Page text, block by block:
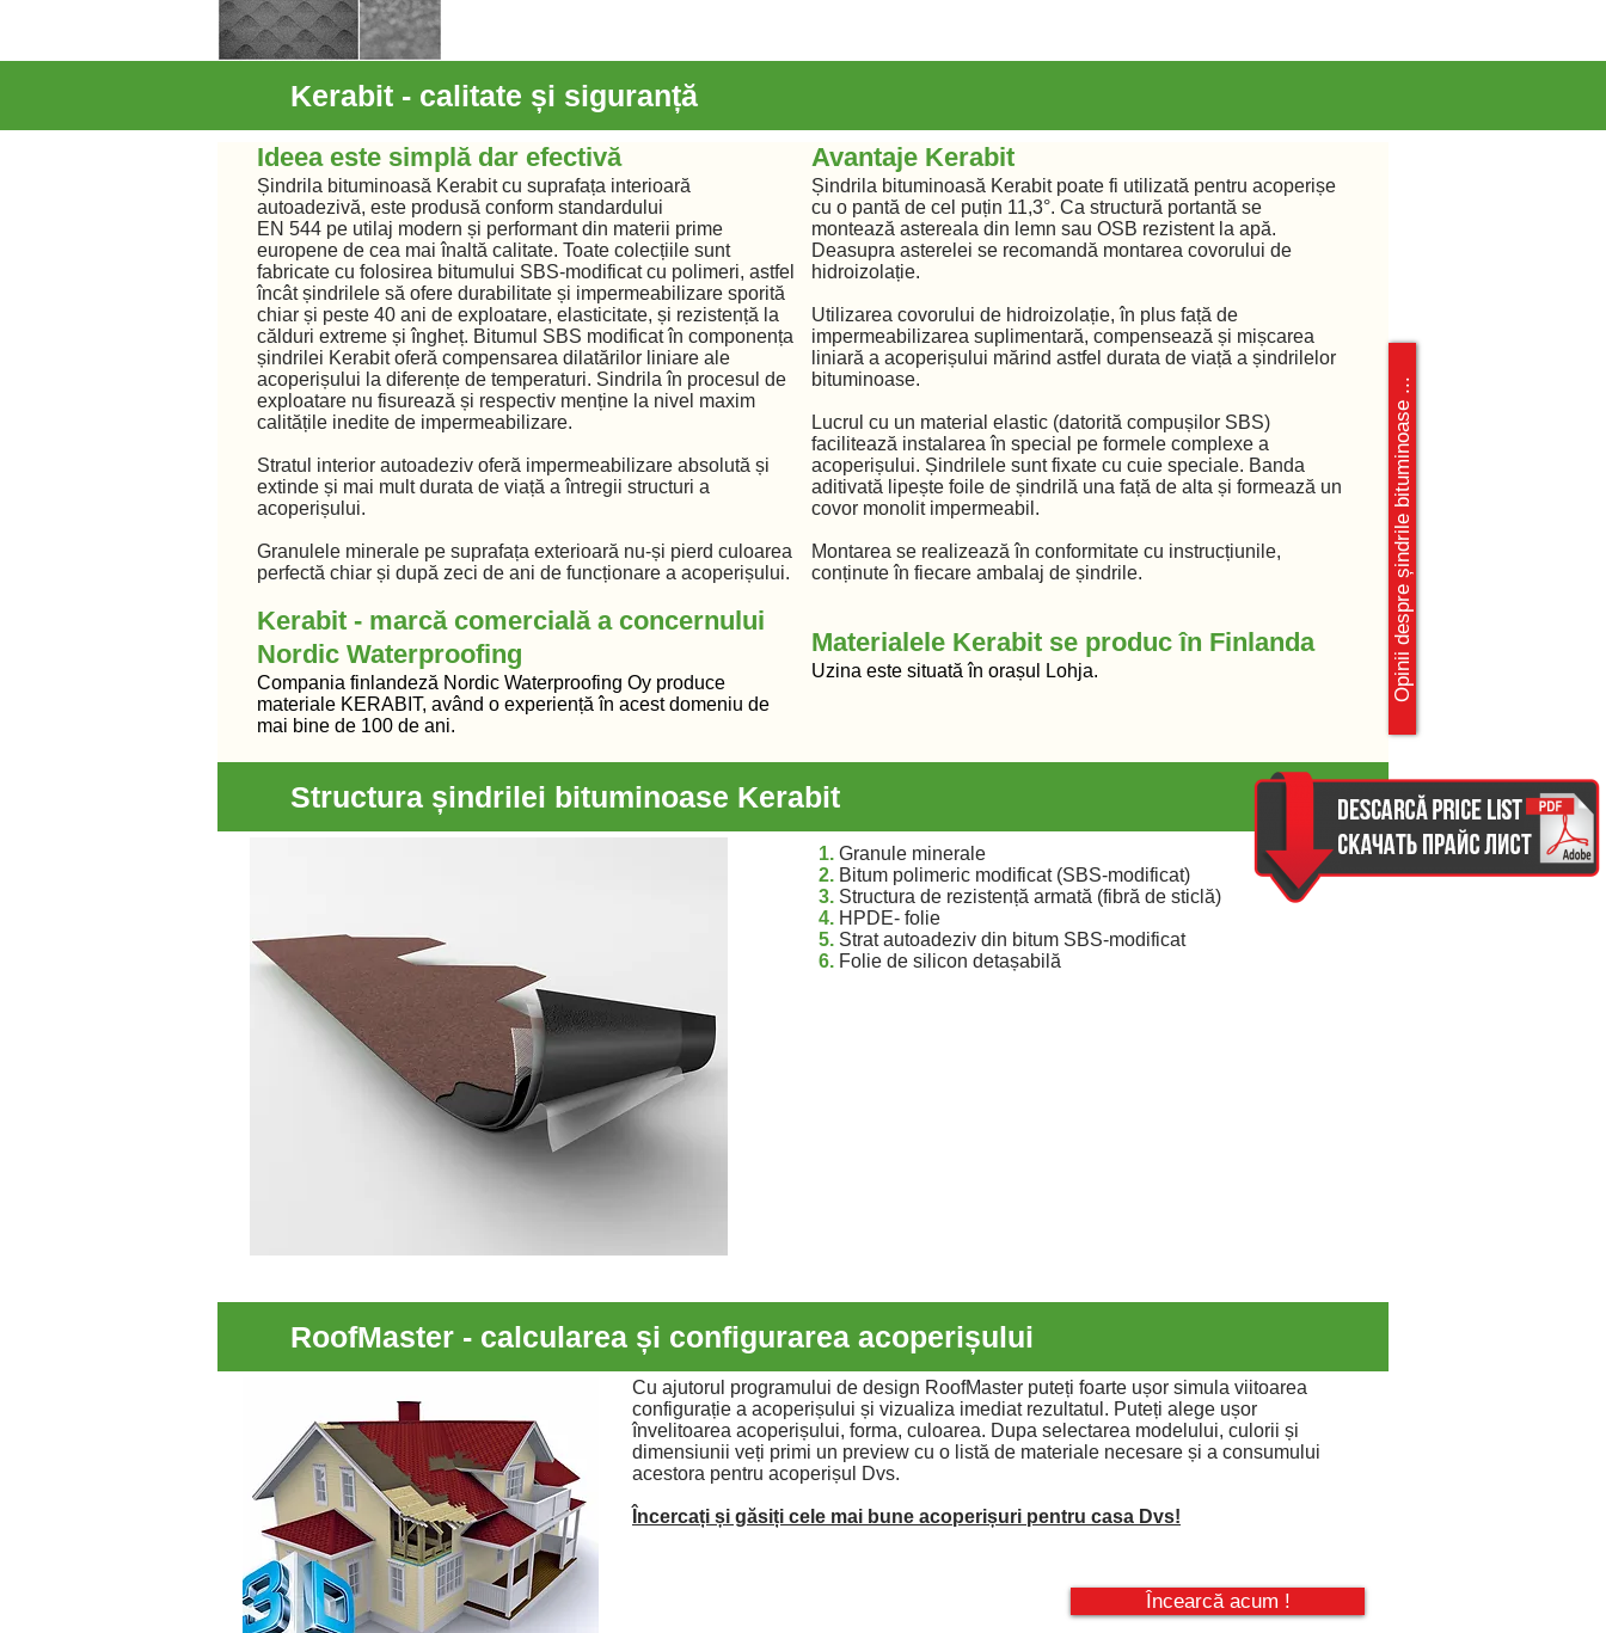
Kerabit - calitate și siguranță
Ideea este simplă dar efectivă
Șindrila bituminoasă Kerabit cu suprafața interioară
autoadezivă, este produsă conform standardului
EN 544 pe utilaj modern și performant din materii prime
europene de cea mai înaltă calitate. Toate colecțiile sunt
fabricate cu folosirea bitumului SBS-modificat cu polimeri, astfel
încât șindrilele să ofere durabilitate și impermeabilizare sporită
chiar și peste 40 ani de exploatare, elasticitate, și rezistență la
călduri extreme și îngheț. Bitumul SBS modificat în componența
șindrilei Kerabit oferă compensarea dilatărilor liniare ale
acoperișului la diferențe de temperaturi. Sindrila în procesul de
exploatare nu fisurează și respectiv menține la nivel maxim
calitățile inedite de impermeabilizare.
Stratul interior autoadeziv oferă impermeabilizare absolută și
extinde și mai mult durata de viață a întregii structuri a
acoperișului.
Granulele minerale pe suprafața exterioară nu-și pierd culoarea
perfectă chiar și după zeci de ani de funcționare a acoperișului.
Kerabit - marcă comercială a concernului
Nordic Waterproofing
Compania finlandeză Nordic Waterproofing Oy produce
materiale KERABIT, având o experiență în acest domeniu de
mai bine de 100 de ani.
Avantaje Kerabit
Șindrila bituminoasă Kerabit poate fi utilizată pentru acoperișe
cu o pantă de cel puțin 11,3°. Ca structură portantă se
montează astereala din lemn sau OSB rezistent la apă.
Deasupra asterelei se recomandă montarea covorului de
hidroizolație.
Utilizarea covorului de hidroizolație, în plus față de
impermeabilizarea suplimentară, compensează și mișcarea
liniară a acoperișului mărind astfel durata de viață a șindrilelor
bituminoase.
Lucrul cu un material elastic (datorită compușilor SBS)
facilitează instalarea în special pe formele complexe a
acoperișului. Șindrilele sunt fixate cu cuie speciale. Banda
aditivată lipește foile de șindrilă una față de alta și formează un
covor monolit impermeabil.
Montarea se realizează în conformitate cu instrucțiunile,
conținute în fiecare ambalaj de șindrile.
Materialele Kerabit se produc în Finlanda
Uzina este situată în orașul Lohja. Opinii despre șindrile bituminoase ...
Structura șindrilei bituminoase Kerabit
1. Granule minerale
2. Bitum polimeric modificat (SBS-modificat)
3. Structura de rezistență armată (fibră de sticlă)
4. HPDE- folie
5. Strat autoadeziv din bitum SBS-modificat
6. Folie de silicon detașabilă
RoofMaster - calcularea și configurarea acoperișului
Cu ajutorul programului de design RoofMaster puteți foarte ușor simula viitoarea
configurație a acoperișului și vizualiza imediat rezultatul. Puteți alege ușor
învelitoarea acoperișului, forma, culoarea. Dupa selectarea modelului, culorii și
dimensiunii veți primi un preview cu o listă de materiale necesare și a consumului
acestora pentru acoperișul Dvs.
Încercați și găsiți cele mai bune acoperișuri pentru casa Dvs!
Încearcă acum !